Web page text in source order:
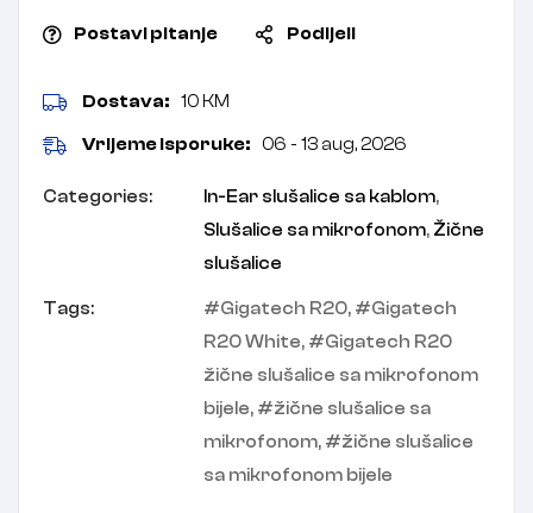
Postavi pitanje Podijeli
Dostava: 10 KM
Vrijeme isporuke: 06 - 13 aug, 2026
Categories: In-Ear slušalice sa kablom,
Slušalice sa mikrofonom, Žične
slušalice
Tags: Gigatech R20,
Gigatech
R20 White,
Gigatech R20
žične slušalice sa mikrofonom
bijele,
žične slušalice sa
mikrofonom,
žične slušalice
sa mikrofonom bijele